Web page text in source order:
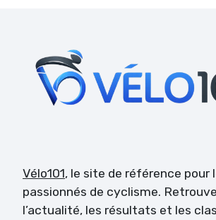
Vélo101, le site de référence pour
passionnés de cyclisme.
l’actualité, les résultats et les